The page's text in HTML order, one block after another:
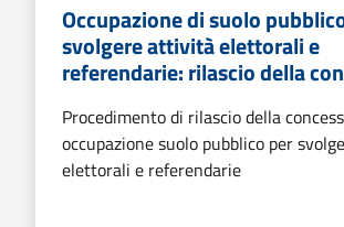
Occupazione di suolo
svolgere attività elettorali e
referendarie: rilascio della
Procedimento di rilascio della
occupazione suolo pubblico per
elettorali e referendarie